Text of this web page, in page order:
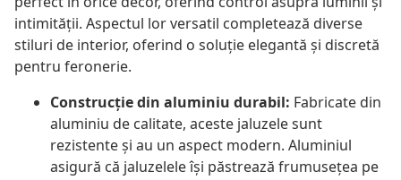
intimității. Aspectul lor versatil completează diverse
stiluri de interior, oferind o soluție elegantă și discretă
pentru feronerie.
Construcție din aluminiu durabil: Fabricate din
aluminiu de calitate, aceste jaluzele sunt
rezistente și au un aspect modern. Aluminiul
asigură că jaluzelele își păstrează frumusețea pe